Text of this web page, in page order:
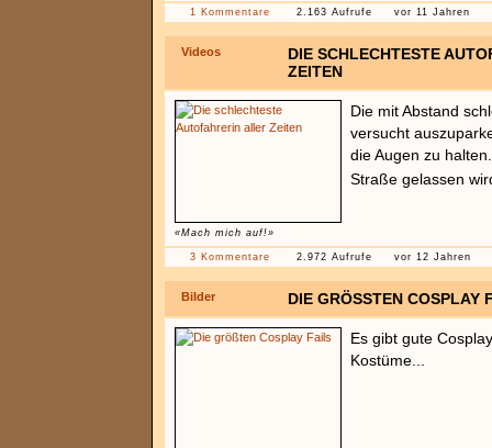
1 Kommentare 2.163 Aufrufe vor 11 Jahren
Videos
DIE SCHLECHTESTE
ZEITEN
«Mach mich auf!»
Die mit Abstand
versucht
die Augen zu
Straße gelassen
3 Kommentare 2.972 Aufrufe vor 12 Jahren
Bilder DIE GRÖSSTEN COSPLAY
Es gibt gute
Kostüme...